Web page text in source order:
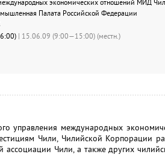
экономических отношений МИД
Палата Российской Федерации
| 15.06.09 (9:00—15:00) (местн.)
управления международных
Чили, Чилийской Корпорации
ассоциации Чили, а также других